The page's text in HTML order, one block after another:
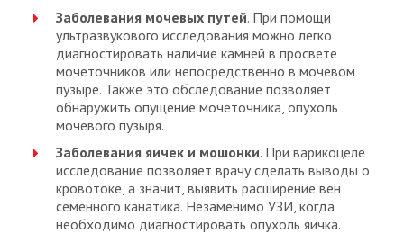
Заболевания мочевых путей. При помощи
ультразвукового исследования можно легко
диагностировать наличие камней в просвете
мочеточников или непосредственно в мочевом
пузыре. Также это обследование позволяет
обнаружить опущение мочеточника, опухоль
мочевого пузыря.
Заболевания яичек и мошонки. При варикоцеле
исследование позволяет врачу сделать выводы о
кровотоке, а значит, выявить расширение вен
семенного канатика. Незаменимо УЗИ, когда
необходимо диагностировать опухоль яичка.